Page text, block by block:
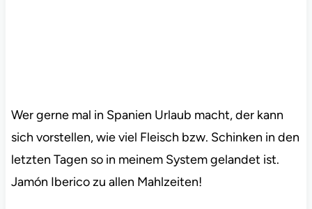
Wer gerne mal in Spanien Urlaub macht, der kann
sich vorstellen, wie viel Fleisch bzw. Schinken in den
letzten Tagen so in meinem System gelandet ist.
Jamón Iberico zu allen Mahlzeiten!